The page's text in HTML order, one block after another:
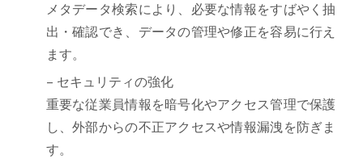
メタデータ検索により、必要な情報をすばやく抽
出・確認でき、データの管理や修正を容易に行え
ます。
– セキュリティの強化
重要な従業員情報を暗号化やアクセス管理で保護
し、外部からの不正アクセスや情報漏洩を防ぎま
す。